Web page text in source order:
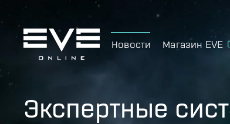
Новости Магазин EVE
Экспертные